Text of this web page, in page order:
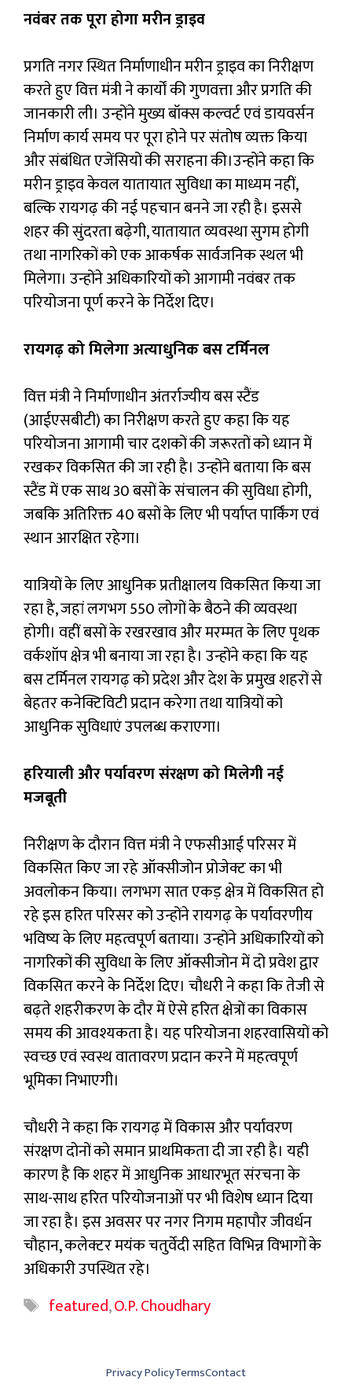
नवंबर तक पूरा होगा मरीन ड्राइव
प्रगति नगर स्थित निर्माणाधीन मरीन ड्राइव का निरीक्षण
करते हुए वित्त मंत्री ने कार्यों की गुणवत्ता और प्रगति की
जानकारी ली। उन्होंने मुख्य बॉक्स कल्वर्ट एवं डायवर्सन
निर्माण कार्य समय पर पूरा होने पर संतोष व्यक्त किया
और संबंधित एजेंसियों की सराहना की।उन्होंने कहा कि
मरीन ड्राइव केवल यातायात सुविधा का माध्यम नहीं,
बल्कि रायगढ़ की नई पहचान बनने जा रही है। इससे
शहर की सुंदरता बढ़ेगी, यातायात व्यवस्था सुगम होगी
तथा नागरिकों को एक आकर्षक सार्वजनिक स्थल भी
मिलेगा। उन्होंने अधिकारियों को आगामी नवंबर तक
परियोजना पूर्ण करने के निर्देश दिए।
रायगढ़ को मिलेगा अत्याधुनिक बस टर्मिनल
वित्त मंत्री ने निर्माणाधीन अंतर्राज्यीय बस स्टैंड
(आईएसबीटी) का निरीक्षण करते हुए कहा कि यह
परियोजना आगामी चार दशकों की जरूरतों को ध्यान में
रखकर विकसित की जा रही है। उन्होंने बताया कि बस
स्टैंड में एक साथ 30 बसों के संचालन की सुविधा होगी,
जबकि अतिरिक्त 40 बसों के लिए भी पर्याप्त पार्किंग एवं
स्थान आरक्षित रहेगा।
यात्रियों के लिए आधुनिक प्रतीक्षालय विकसित किया जा
रहा है, जहां लगभग 550 लोगों के बैठने की व्यवस्था
होगी। वहीं बसों के रखरखाव और मरम्मत के लिए पृथक
वर्कशॉप क्षेत्र भी बनाया जा रहा है। उन्होंने कहा कि यह
बस टर्मिनल रायगढ़ को प्रदेश और देश के प्रमुख शहरों से
बेहतर कनेक्टिविटी प्रदान करेगा तथा यात्रियों को
आधुनिक सुविधाएं उपलब्ध कराएगा।
हरियाली और पर्यावरण संरक्षण को मिलेगी नई
मजबूती
निरीक्षण के दौरान वित्त मंत्री ने एफसीआई परिसर में
विकसित किए जा रहे ऑक्सीजोन प्रोजेक्ट का भी
अवलोकन किया। लगभग सात एकड़ क्षेत्र में विकसित हो
रहे इस हरित परिसर को उन्होंने रायगढ़ के पर्यावरणीय
भविष्य के लिए महत्वपूर्ण बताया। उन्होंने अधिकारियों को
नागरिकों की सुविधा के लिए ऑक्सीजोन में दो प्रवेश द्वार
विकसित करने के निर्देश दिए। चौधरी ने कहा कि तेजी से
बढ़ते शहरीकरण के दौर में ऐसे हरित क्षेत्रों का विकास
समय की आवश्यकता है। यह परियोजना शहरवासियों को
स्वच्छ एवं स्वस्थ वातावरण प्रदान करने में महत्वपूर्ण
भूमिका निभाएगी।
चौधरी ने कहा कि रायगढ़ में विकास और पर्यावरण
संरक्षण दोनों को समान प्राथमिकता दी जा रही है। यही
कारण है कि शहर में आधुनिक आधारभूत संरचना के
साथ-साथ हरित परियोजनाओं पर भी विशेष ध्यान दिया
जा रहा है। इस अवसर पर नगर निगम महापौर जीवर्धन
चौहान, कलेक्टर मयंक चतुर्वेदी सहित विभिन्न विभागों के
अधिकारी उपस्थित रहे।
Tags
featured,O.P. Choudhary
Privacy PolicyTermsContact